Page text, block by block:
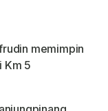
memimpin
Km 5